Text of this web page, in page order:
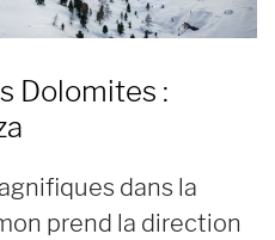
Dolomites :
dans la
prend la direction